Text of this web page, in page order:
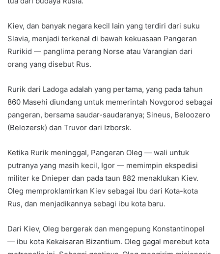
Kiev, dan banyak negara kecil lain yang terdiri dari suku
Slavia, menjadi terkenal di bawah kekuasaan Pangeran
Rurikid — panglima perang Norse atau Varangian dari
orang yang disebut Rus.
Rurik dari Ladoga adalah yang pertama, yang pada tahun
860 Masehi diundang untuk memerintah Novgorod sebagai
pangeran, bersama saudar-saudaranya; Sineus, Beloozero
(Belozersk) dan Truvor dari Izborsk.
Ketika Rurik meninggal, Pangeran Oleg — wali untuk
putranya yang masih kecil, Igor — memimpin ekspedisi
militer ke Dnieper dan pada taun 882 menaklukan Kiev.
Oleg memproklamirkan Kiev sebagai Ibu dari Kota-kota
Rus, dan menjadikannya sebagi ibu kota baru.
Dari Kiev, Oleg bergerak dan mengepung Konstantinopel
— ibu kota Kekaisaran Bizantium. Oleg gagal merebut kota